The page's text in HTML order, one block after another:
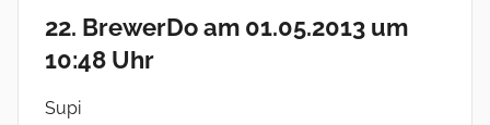
22. BrewerDo am 01.05.2013 um
10:48 Uhr
Supi